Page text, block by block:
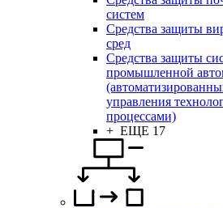
систем
Средства защиты
сред
Средства защиты
промышленной
управления
процессами)
+ ЕЩЕ 17